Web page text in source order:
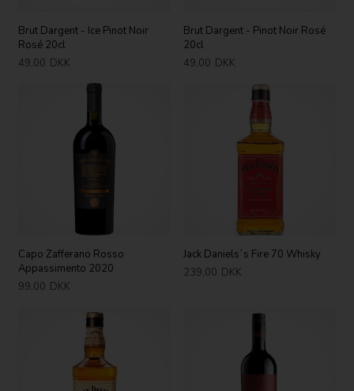
Brut Dargent - Ice Pinot Noir
Rosé 20cl
49,00 DKK
Brut Dargent - Pinot Noir Rosé
20cl
49,00 DKK
Capo Zafferano Rosso
Appassimento 2020
99,00 DKK
Jack Daniels´s Fire 70 Whisky
239,00 DKK